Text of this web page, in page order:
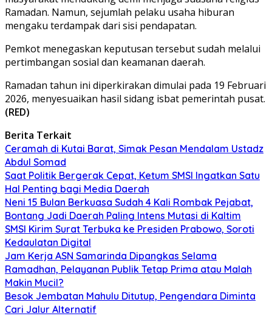
Ramadan. Namun, sejumlah pelaku usaha hiburan
mengaku terdampak dari sisi pendapatan.
Pemkot menegaskan keputusan tersebut sudah melalui
pertimbangan sosial dan keamanan daerah.
Ramadan tahun ini diperkirakan dimulai pada 19 Februari
2026, menyesuaikan hasil sidang isbat pemerintah pusat.
(RED)
Berita Terkait
Ceramah di Kutai Barat, Simak Pesan Mendalam Ustadz
Abdul Somad
Saat Politik Bergerak Cepat, Ketum SMSI Ingatkan Satu
Hal Penting bagi Media Daerah
Neni 15 Bulan Berkuasa Sudah 4 Kali Rombak Pejabat,
Bontang Jadi Daerah Paling Intens Mutasi di Kaltim
SMSI Kirim Surat Terbuka ke Presiden Prabowo, Soroti
Kedaulatan Digital
Jam Kerja ASN Samarinda Dipangkas Selama
Ramadhan, Pelayanan Publik Tetap Prima atau Malah
Makin Mucil?
Besok Jembatan Mahulu Ditutup, Pengendara Diminta
Cari Jalur Alternatif